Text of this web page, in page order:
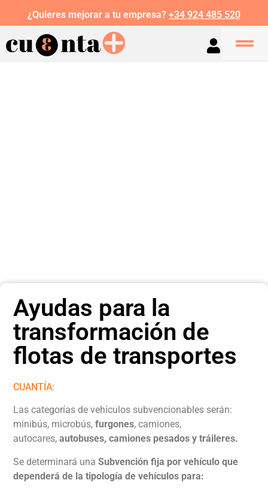
¿Quieres mejorar a tu empresa? +34 924 485 520
Ayudas para la
transformación de
flotas de transportes
CUANTÍA:
Las categorías de vehículos subvencionables serán:
minibús, microbús,furgones, camiones,
autocares,autobuses, camiones pesados y tráileres.
Se determinará unaSubvención fija por vehículo que
dependerá de la tipología de vehículos para: